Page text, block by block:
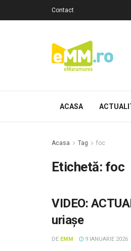
Contact
ACASA
Acasa Tag foc
Etichetă: foc
VIDEO:
uriașe
DE EMM 9 IANUARIE 2026